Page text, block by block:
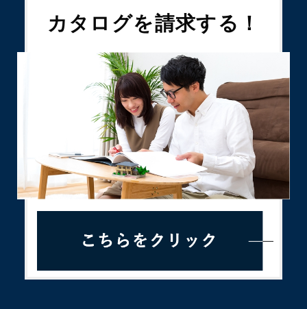
カタログを請求する！